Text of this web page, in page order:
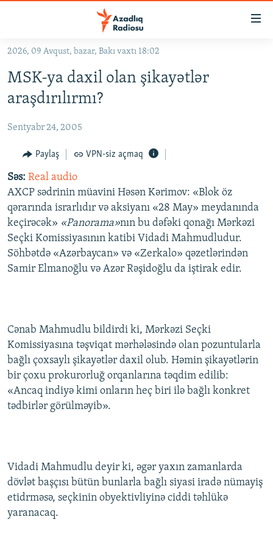
Əsas
qayıt
Əsas
naviqasiyaya
qayıt
#İZAHLA
KORRUPSIOMETR
#ƏSLINDƏ
FƏRQƏ BAX
QANUNI DOĞRU
ARAŞDIRMA
MULTIMEDIA
VIDEO
FOTOQALEREYA
RADIO ARXIV
OXU ZALI
İZ - MƏDƏNIYYƏT PROQRAMI
HAQQIMIZDA
MATERIALLARIMIZDAN ISTIFADƏ
AZADLIQRADIOSU MOBIL TELEFONUNUZDA
BIZIMLƏ ƏLAQƏ
XƏBƏR BÜLLETENLƏRIMIZ
RFE/RL-in bütün saytları
2026, 09 Avqust, bazar, Bakı vaxtı 18:02
MSK-ya daxil olan şikayətlər
araşdırılırmı?
Sentyabr 24, 2005
Paylaş VPN-siz açmaq
Səs: Real audio
AXCP sədrinin müavini Həsən Kərimov: «Blok öz
qərarında israrlıdır və aksiyanı «28 May» meydanında
keçirəcək» «Panorama»nın bu dəfəki qonağı Mərkəzi
Seçki Komissiyasının katibi Vidadi Mahmudludur.
Söhbətdə «Azərbaycan» və «Zerkalo» qəzetlərindən
Samir Elmanoğlu və Azər Rəşidoğlu da iştirak edir.
Cənab Mahmudlu bildirdi ki, Mərkəzi Seçki
Komissiyasına təşviqat mərhələsində olan pozuntularla
bağlı çoxsaylı şikayətlər daxil olub. Həmin şikayətlərin
bir çoxu prokurorluğ orqanlarına təqdim edilib:
«Ancaq indiyə kimi onların heç biri ilə bağlı konkret
tədbirlər görülməyib».
Vidadi Mahmudlu deyir ki, əgər yaxın zamanlarda
dövlət başçısı bütün bunlarla bağlı siyasi iradə nümayiş
etidrməsə, seçkinin obyektivliyinə ciddi təhlükə
yaranacaq.